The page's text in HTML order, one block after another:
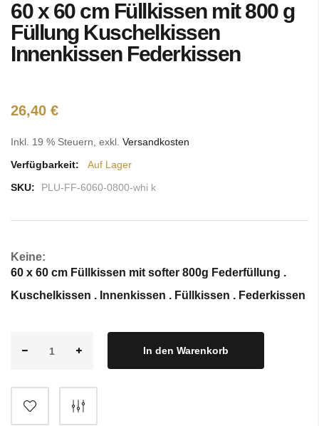
Anfang
der
Bildgalerie
springen
60 x 60 cm Füllkissen mit 800 g
Füllung Kuschelkissen
Innenkissen Federkissen
26,40 €
Inkl. 19 % Steuern exkl. Versandkosten
Verfügbarkeit:
Auf Lager
SKU:
PLU-FF-6060-0800-whi k
Keine:
60 x 60 cm Füllkissen mit softer 800g Federfüllung .
Kuschelkissen . Innenkissen . Füllkissen . Federkissen
In den Warenkorb